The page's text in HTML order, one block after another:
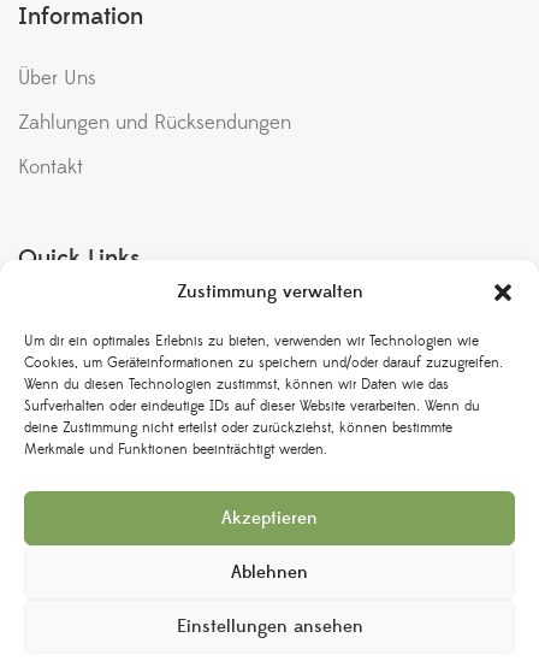
Zustimmung verwalten
Um dir ein optimales Erlebnis zu bieten, verwenden wir Technologien wie
Cookies, um Geräteinformationen zu speichern und/oder darauf zuzugreifen.
Wenn du diesen Technologien zustimmst, können wir Daten wie das
Surfverhalten oder eindeutige IDs auf dieser Website verarbeiten. Wenn du
deine Zustimmung nicht erteilst oder zurückziehst, können bestimmte
Merkmale und Funktionen beeinträchtigt werden.
Akzeptieren
Ablehnen
Einstellungen ansehen
Information
Über Uns
Zahlungen und Rücksendungen
Kontakt
Quick Links
Bedingungen & Konditionen
Rückgabe und Umtausch
Versand & Lieferung
Datenschutzbestimmungen
Impressum